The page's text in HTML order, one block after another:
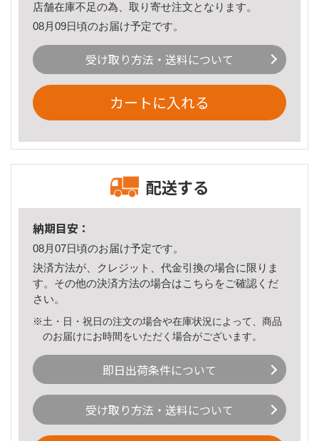
店舗在庫不足の為、取り寄せ注文となります。
08月09日頃のお届け予定です。
受け取り方法・送料について
カートに入れる
配送する
納期目安：
08月07日頃のお届け予定です。
決済方法が、クレジット、代金引換の場合に限りま
す。その他の決済方法の場合はこちら をご確認くだ
さい。
※土・日・祝日の注文の場合や在庫状況によって、商品
のお届けにお時間をいただく場合がございます。
即日出荷条件について
受け取り方法・送料について